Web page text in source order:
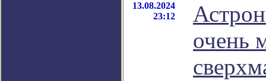
13.08.2024
23:12
очень